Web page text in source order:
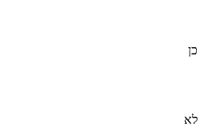
כן
לא